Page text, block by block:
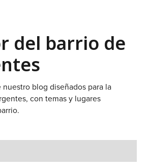
del barrio de
blog diseñados para la
con temas y lugares